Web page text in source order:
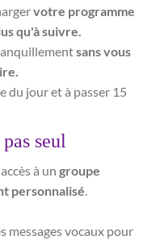
votre programme
qu'à suivre.
sans vous
du jour et à passer 15
seul
à un groupe
personnalisé.
messages vocaux pour